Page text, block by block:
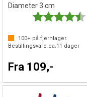
Diameter 3 cm
Karakter:
100+ på fjernlager.
Bestillingsvare ca.11 dager
Fra 109,-